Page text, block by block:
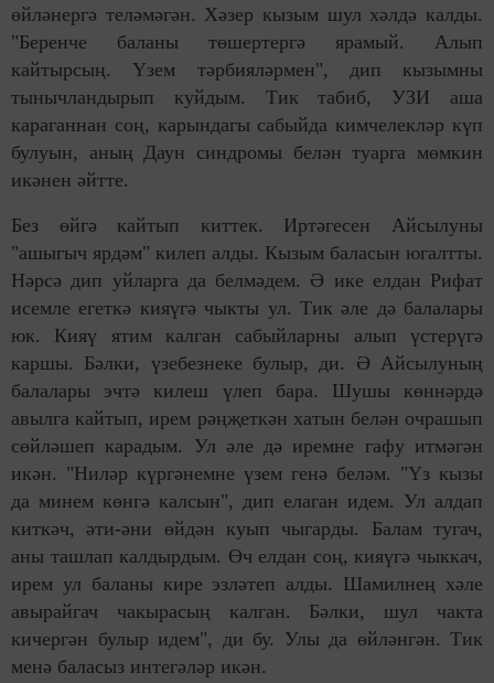
өйләнергә теләмәгән. Хәзер кызым шул хәлдә калды.
"Беренче баланы төшер­тергә ярамый. Алып
кайтырсың. Үзем тәрбия­ләрмен", дип кызымны
тынычландырып куйдым. Тик табиб, УЗИ аша
караганнан соң, карындагы сабыйда кимчелекләр күп
булуын, аның Даун синдромы белән туарга мөмкин
икәнен әйт­те.
Без өйгә кайтып киттек. Иртә­гесен Айсылуны
"ашыгыч ярдәм" килеп алды. Кызым баласын югалтты.
Нәрсә дип уйларга да белмәдем. Ә ике елдан Рифат
исемле егеткә кияүгә чыкты ул. Тик әле дә балалары
юк. Кияү ятим калган сабыйларны алып үс­терүгә
каршы. Бәлки, үзе­без­неке булыр, ди. Ә Айсылуның
балалары эчтә килеш үлеп бара. Шушы көннәрдә
авылга кайтып, ирем рәңҗеткән хатын белән очрашып
сөйләшеп карадым. Ул әле дә иремне гафу итмәгән
икән. "Ни­ләр күргәнемне үзем генә беләм. "Үз кызы
да минем көнгә калсын", дип елаган идем. Ул алдап
киткәч, әти-әни өйдән куып чыгарды. Балам тугач,
аны ташлап калдырдым. Өч елдан соң, кияүгә чыккач,
ирем ул баланы кире эзләтеп алды. Шамилнең хәле
авырайгач ча­кырасың калган. Бәлки, шул чакта
кичергән булыр идем", ди бу. Улы да өйләнгән. Тик
менә баласыз интегәләр икән.